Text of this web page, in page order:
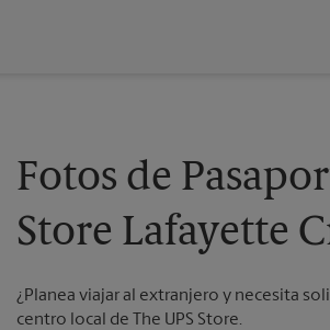
Fotos de
Store Lafayette
¿Planea viajar al extranjero y necesita
centro local de The UPS Store.